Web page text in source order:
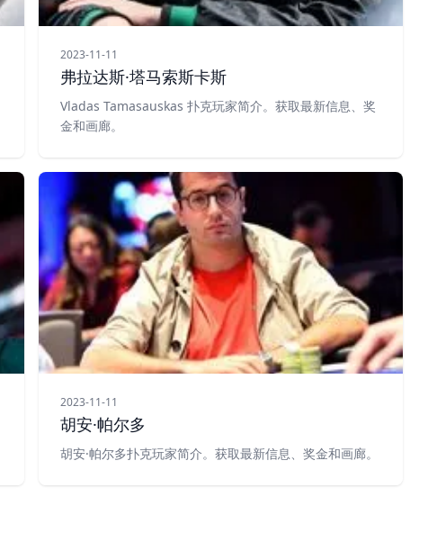
2023-11-11
弗拉达斯·塔马索斯卡斯
Vladas Tamasauskas 扑克玩家简介。获取最新信息、奖
金和画廊。
2023-11-11
胡安·帕尔多
胡安·帕尔多扑克玩家简介。获取最新信息、奖金和画廊。